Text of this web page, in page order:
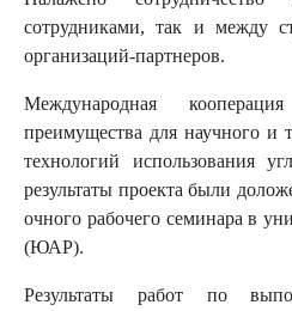
сотрудниками, так и между
организаций-партнеров.
Международная
преимущества для научного и
технологий использования
результаты проекта были
очного рабочего семинара в
(ЮАР).
Результаты работ по